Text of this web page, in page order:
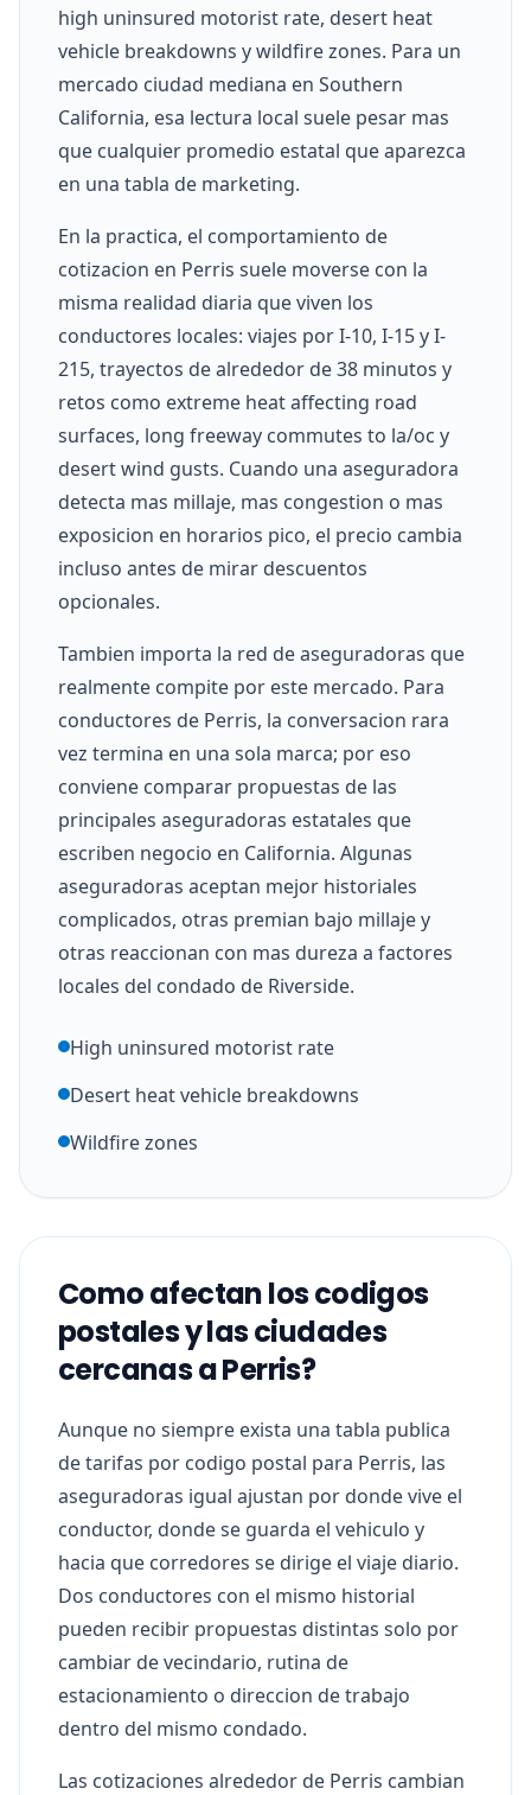
high uninsured motorist rate, desert heat
vehicle breakdowns y wildfire zones. Para un
mercado ciudad mediana en Southern
California, esa lectura local suele pesar mas
que cualquier promedio estatal que aparezca
en una tabla de marketing.
En la practica, el comportamiento de
cotizacion en Perris suele moverse con la
misma realidad diaria que viven los
conductores locales: viajes por I-10, I-15 y I-
215, trayectos de alrededor de 38 minutos y
retos como extreme heat affecting road
surfaces, long freeway commutes to la/oc y
desert wind gusts. Cuando una aseguradora
detecta mas millaje, mas congestion o mas
exposicion en horarios pico, el precio cambia
incluso antes de mirar descuentos
opcionales.
Tambien importa la red de aseguradoras que
realmente compite por este mercado. Para
conductores de Perris, la conversacion rara
vez termina en una sola marca; por eso
conviene comparar propuestas de las
principales aseguradoras estatales que
escriben negocio en California. Algunas
aseguradoras aceptan mejor historiales
complicados, otras premian bajo millaje y
otras reaccionan con mas dureza a factores
locales del condado de Riverside.
High uninsured motorist rate
Desert heat vehicle breakdowns
Wildfire zones
Como afectan los codigos
postales y las ciudades
cercanas a Perris?
Aunque no siempre exista una tabla publica
de tarifas por codigo postal para Perris, las
aseguradoras igual ajustan por donde vive el
conductor, donde se guarda el vehiculo y
hacia que corredores se dirige el viaje diario.
Dos conductores con el mismo historial
pueden recibir propuestas distintas solo por
cambiar de vecindario, rutina de
estacionamiento o direccion de trabajo
dentro del mismo condado.
Las cotizaciones alrededor de Perris cambian